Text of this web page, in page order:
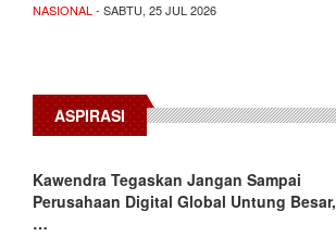
NASIONAL - SABTU, 25 JUL 2026
ASPIRASI
Kawendra Tegaskan Jangan Sampai
Perusahaan Digital Global Untung Besar,
…